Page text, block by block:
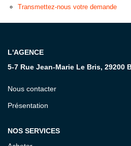
NOTRE
Transmettez-nous votre demande
L'AGENCE
5-7 Rue Jean-Marie Le Bris, 29200
Nous contacter
Présentation
NOS SERVICES